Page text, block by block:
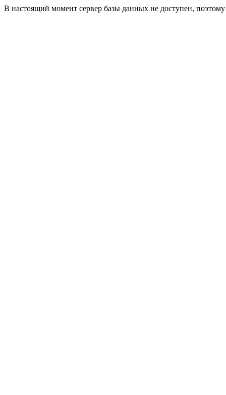
В настоящий момент сервер базы данных не доступен,